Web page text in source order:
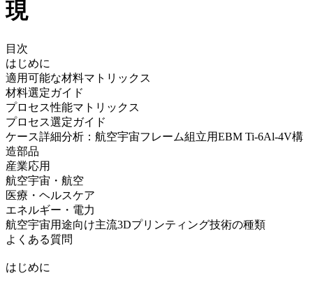
現
目次
はじめに
適用可能な材料マトリックス
材料選定ガイド
プロセス性能マトリックス
プロセス選定ガイド
ケース詳細分析：航空宇宙フレーム組立用EBM Ti-6Al-4V構
造部品
産業応用
航空宇宙・航空
医療・ヘルスケア
エネルギー・電力
航空宇宙用途向け主流3Dプリンティング技術の種類
よくある質問
はじめに